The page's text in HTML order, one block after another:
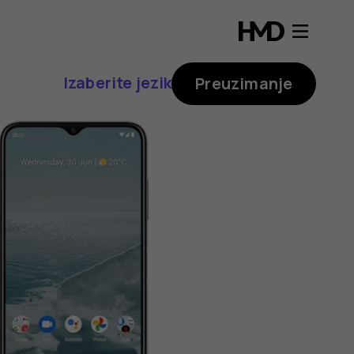
Izaberite jezik Preuzimanje